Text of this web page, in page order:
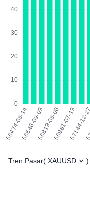
Tren Pasar( XAUUSD )